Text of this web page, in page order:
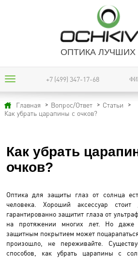
ОПТИКА ЛУЧШИХ
+7 (499) 347-17-68
Главная Вопрос/Ответ
Статьи
Как убрать царапины с очков?
Как убрать
очков?
Оптика для защиты глаз от солнца
человека. Хороший аксессуар
гарантированно защитит глаза от
на протяжении многих лет. Но даже
защитным покрытием может
произошло, не переживайте.
способов, как убрать царапины с